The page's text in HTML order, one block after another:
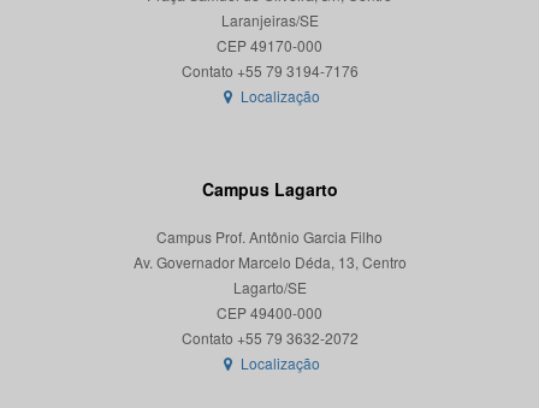
Laranjeiras/SE
CEP 49170-000
Localização
Campus Lagarto
Campus Prof. Antônio Garcia Filho
Av. Governador Marcelo Déda, 13, Centro
Lagarto/SE
CEP 49400-000
Localização